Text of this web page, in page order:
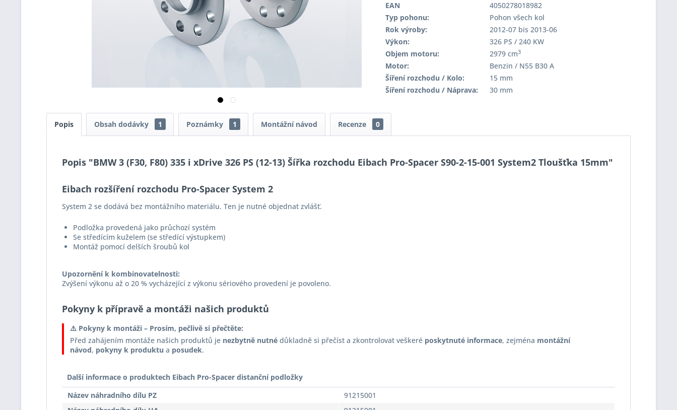
EAN
4050278018982
Typ pohonu:
Pohon všech kol
Rok výroby:
2012-07 bis 2013-06
Výkon:
326 PS / 240 KW
Objem motoru:
2979 cm3
Motor:
Benzin / N55 B30 A
Šíření rozchodu / Kolo:
15 mm
Šíření rozchodu / Náprava:
30 mm
Popis Obsah dodávky 1 Poznámky 1 Montážní návod Recenze 0
Popis "BMW 3 (F30, F80) 335 i xDrive 326 PS (12-13) Šířka rozchodu Eibach Pro-Spacer S90-2-15-001 System2 Tloušťka 15mm"
Eibach rozšíření rozchodu Pro-Spacer System 2
System 2 se dodává bez montážního materiálu. Ten je nutné objednat zvlášť.
Podložka provedená jako průchozí systém
Se středícím kuželem (se středící výstupkem)
Montáž pomocí delších šroubů kol
Upozornění k kombinovatelnosti:
Zvýšení výkonu až o 20 % vycházející z výkonu sériového provedení je povoleno.
Pokyny k přípravě a montáži našich produktů
⚠️ Pokyny k montáži – Prosím, pečlivě si přečtěte:
Před zahájením montáže našich produktů je nezbytně nutné důkladně si přečíst a zkontrolovat veškeré poskytnuté informace, zejména montážní
návod, pokyny k produktu a posudek.
Další informace o produktech Eibach Pro-Spacer distanční podložky
Název náhradního dílu PZ
91215001